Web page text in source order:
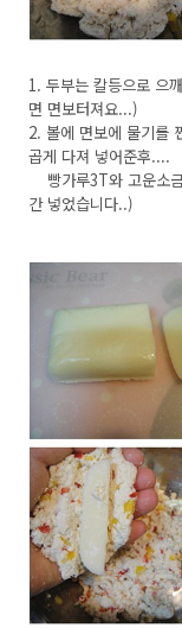
1. 두부는 칼등으로 으
면 면보터져요...)
2. 볼에 면보에 물기를
곱게 다져 넣어준후....
빵가루3T와 고운소
간 넣었습니다..)